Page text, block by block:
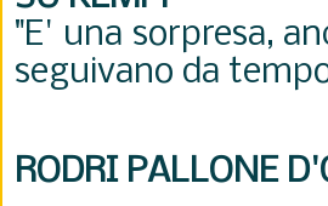
"E' una sorpresa,
seguivano da
RODRI PALLONE